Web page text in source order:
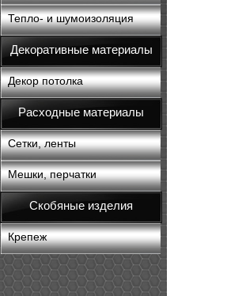
Тепло- и шумоизоляция
Декоративные материалы
Декор потолка
Расходные материалы
Сетки, ленты
Мешки, перчатки
Скобяные изделия
Крепеж